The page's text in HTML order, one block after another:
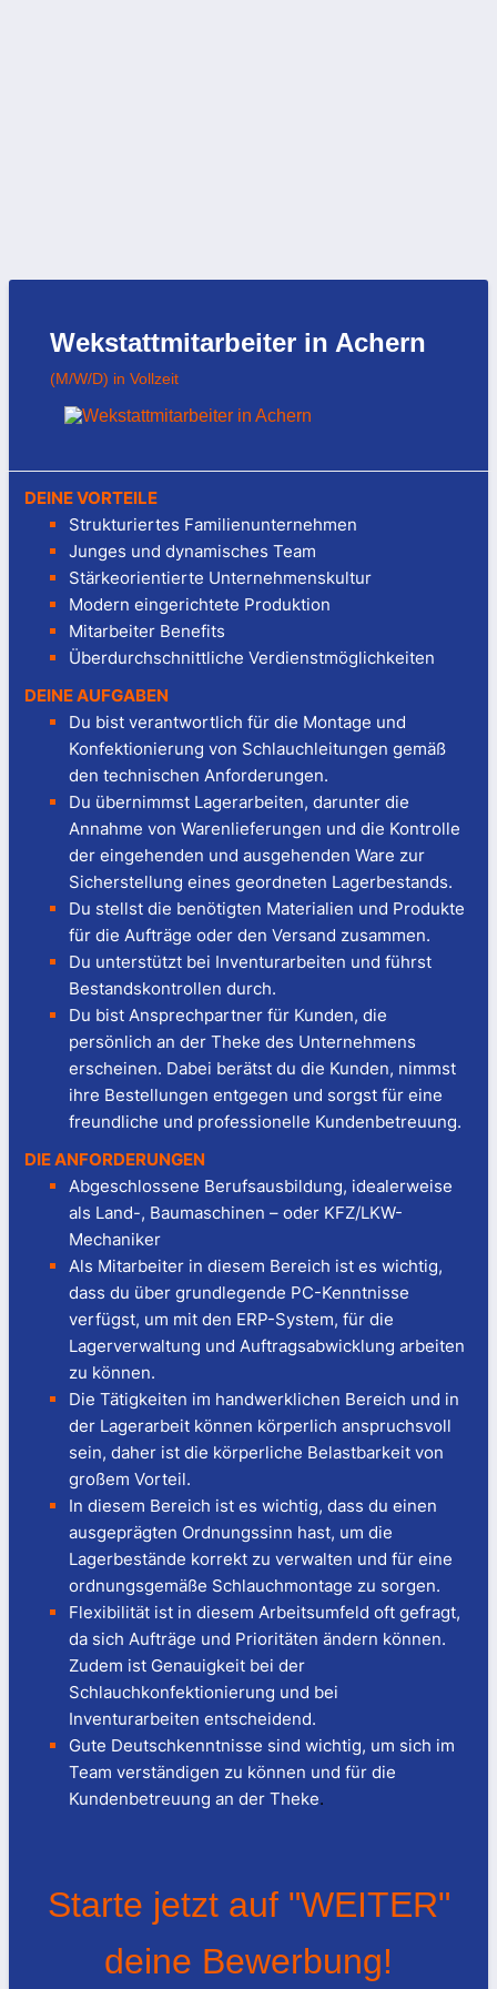
Wekstattmitarbeiter in Achern
(M/W/D) in Vollzeit
DEINE VORTEILE
Strukturiertes Familienunternehmen
Junges und dynamisches Team
Stärkeorientierte Unternehmenskultur
Modern eingerichtete Produktion
Mitarbeiter Benefits
Überdurchschnittliche Verdienstmöglichkeiten
DEINE AUFGABEN
Du bist verantwortlich für die Montage und
Konfektionierung von Schlauchleitungen gemäß
den technischen Anforderungen.
Du übernimmst Lagerarbeiten, darunter die
Annahme von Warenlieferungen und die Kontrolle
der eingehenden und ausgehenden Ware zur
Sicherstellung eines geordneten Lagerbestands.
Du stellst die benötigten Materialien und Produkte
für die Aufträge oder den Versand zusammen.
Du unterstützt bei Inventurarbeiten und führst
Bestandskontrollen durch.
Du bist Ansprechpartner für Kunden, die
persönlich an der Theke des Unternehmens
erscheinen. Dabei berätst du die Kunden, nimmst
ihre Bestellungen entgegen und sorgst für eine
freundliche und professionelle Kundenbetreuung.
DIE ANFORDER­UNGEN
Abgeschlossene Berufsausbildung, idealerweise
als Land-, Baumaschinen – oder KFZ/LKW-
Mechaniker
Als Mitarbeiter in diesem Bereich ist es wichtig,
dass du über grundlegende PC-Kenntnisse
verfügst, um mit den ERP-System, für die
Lagerverwaltung und Auftragsabwicklung arbeiten
zu können.
Die Tätigkeiten im handwerklichen Bereich und in
der Lagerarbeit können körperlich anspruchsvoll
sein, daher ist die körperliche Belastbarkeit von
großem Vorteil.
In diesem Bereich ist es wichtig, dass du einen
ausgeprägten Ordnungssinn hast, um die
Lagerbestände korrekt zu verwalten und für eine
ordnungsgemäße Schlauchmontage zu sorgen.
Flexibilität ist in diesem Arbeitsumfeld oft gefragt,
da sich Aufträge und Prioritäten ändern können.
Zudem ist Genauigkeit bei der
Schlauchkonfektionierung und bei
Inventurarbeiten entscheidend.
Gute Deutschkenntnisse sind wichtig, um sich im
Team verständigen zu können und für die
Kundenbetreuung an der Theke.
Starte jetzt auf "WEITER"
deine Bewerbung!